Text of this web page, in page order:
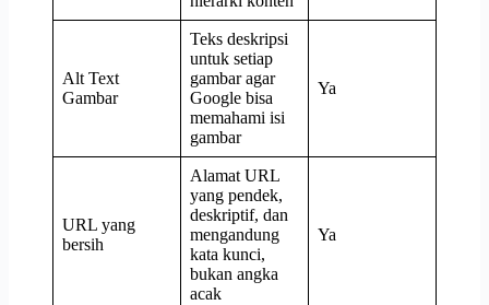
Alt Text
Gambar
Teks deskripsi
untuk setiap
gambar agar
Google bisa
memahami isi
gambar
Ya
URL yang
bersih
Alamat URL
yang pendek,
deskriptif, dan
mengandung
kata kunci,
bukan angka
acak
Ya